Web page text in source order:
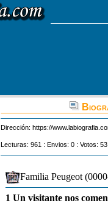
Dirección: https://
Lecturas: 961 : Envios: 0 : Votos:
Familia Peugeot
1 Un visitante nos